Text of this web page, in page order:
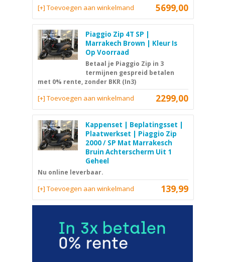
5699,00
[+] Toevoegen aan winkelmand
Piaggio Zip 4T SP |
Marrakech Brown | Kleur Is
Op Voorraad
Betaal je Piaggio Zip in 3
termijnen gespreid betalen
met 0% rente, zonder BKR (In3)
2299,00
[+] Toevoegen aan winkelmand
Kappenset | Beplatingsset |
Plaatwerkset | Piaggio Zip
2000 / SP Mat Marrakesch
Bruin Achterscherm Uit 1
Geheel
Nu online leverbaar.
139,99
[+] Toevoegen aan winkelmand